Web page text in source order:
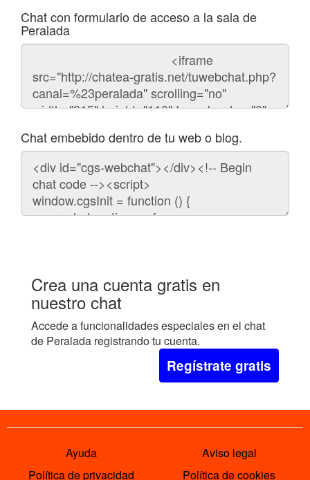
Chat con formulario de acceso a la sala de
Peralada
Código
chat
Chat embebido dentro de tu web o blog.
Código
para
embeber
chat
Crea una cuenta gratis en
nuestro chat
Accede a funcionalidades especiales en el chat
de Peralada registrando tu cuenta.
Regístrate gratis
Ayuda
Aviso legal
Política de privacidad
Política de cookies